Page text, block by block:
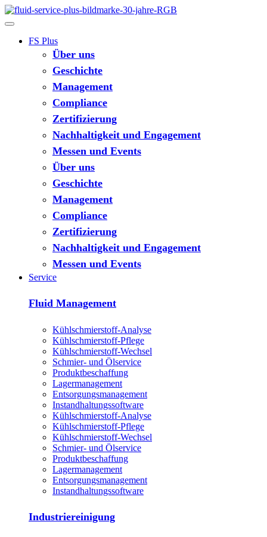
FS Plus
Über uns
Geschichte
Management
Compliance
Zertifizierung
Nachhaltigkeit und Engagement
Messen und Events
Über uns
Geschichte
Management
Compliance
Zertifizierung
Nachhaltigkeit und Engagement
Messen und Events
Service
Fluid Management
Kühlschmierstoff-Analyse
Kühlschmierstoff-Pflege
Kühlschmierstoff-Wechsel
Schmier- und Ölservice
Produktbeschaffung
Lagermanagement
Entsorgungs­management
Instandhaltungs­software
Kühlschmierstoff-Analyse
Kühlschmierstoff-Pflege
Kühlschmierstoff-Wechsel
Schmier- und Ölservice
Produktbeschaffung
Lagermanagement
Entsorgungs­management
Instandhaltungs­software
Industriereinigung